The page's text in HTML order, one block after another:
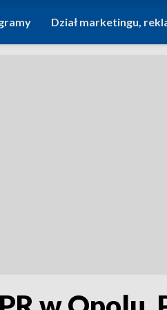
Dział marketingu,